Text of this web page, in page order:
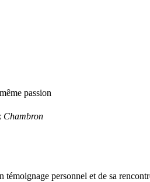
passion
Chambron
témoignage personnel et de sa